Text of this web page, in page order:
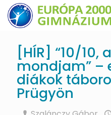
[HÍR] “10/10,
mondjam” –
diákok
Prügyön